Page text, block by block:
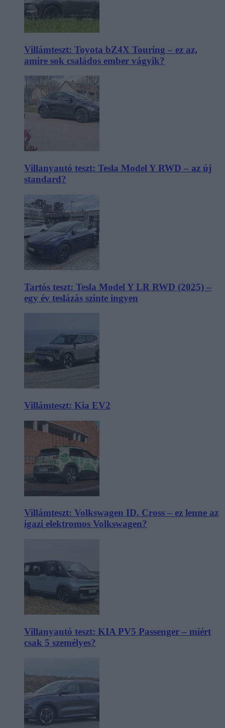
Villámteszt: Toyota bZ4X Touring – ez az,
amire sok családos ember vágyik?
Villanyautó teszt: Tesla Model Y RWD – az új
standard?
Tartós teszt: Tesla Model Y LR RWD (2025) –
egy év teslázás szinte ingyen
Villámteszt: Kia EV2
Villámteszt: Volkswagen ID. Cross – ez lenne az
igazi elektromos Volkswagen?
Villanyautó teszt: KIA PV5 Passenger – miért
csak 5 személyes?